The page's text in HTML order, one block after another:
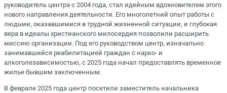
руководитель центра с 2004 года, стал идейным вдохновителем этого
нового направления деятельности. Его многолетний опыт работы с
людьми, оказавшимися в трудной жизненной ситуации, и глубокая
вера в идеалы христианского милосердия позволили расширить
миссию организации. Под его руководством центр, изначально
занимавшийся реабилитацией граждан с нарко- и
алкоголезависимостью, с 2025 года начал предоставлять временное
жилье бывшим заключенным.
В феврале 2025 года центр посетили заместитель начальника